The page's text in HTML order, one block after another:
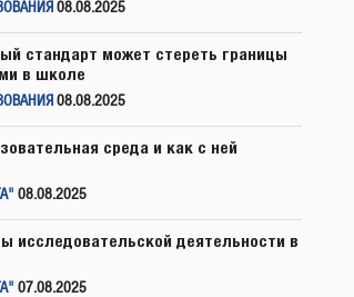
08.08.2025
стандарт может стереть границы
в школе
08.08.2025
среда и как с ней
08.08.2025
исследовательской деятельности в
07.08.2025